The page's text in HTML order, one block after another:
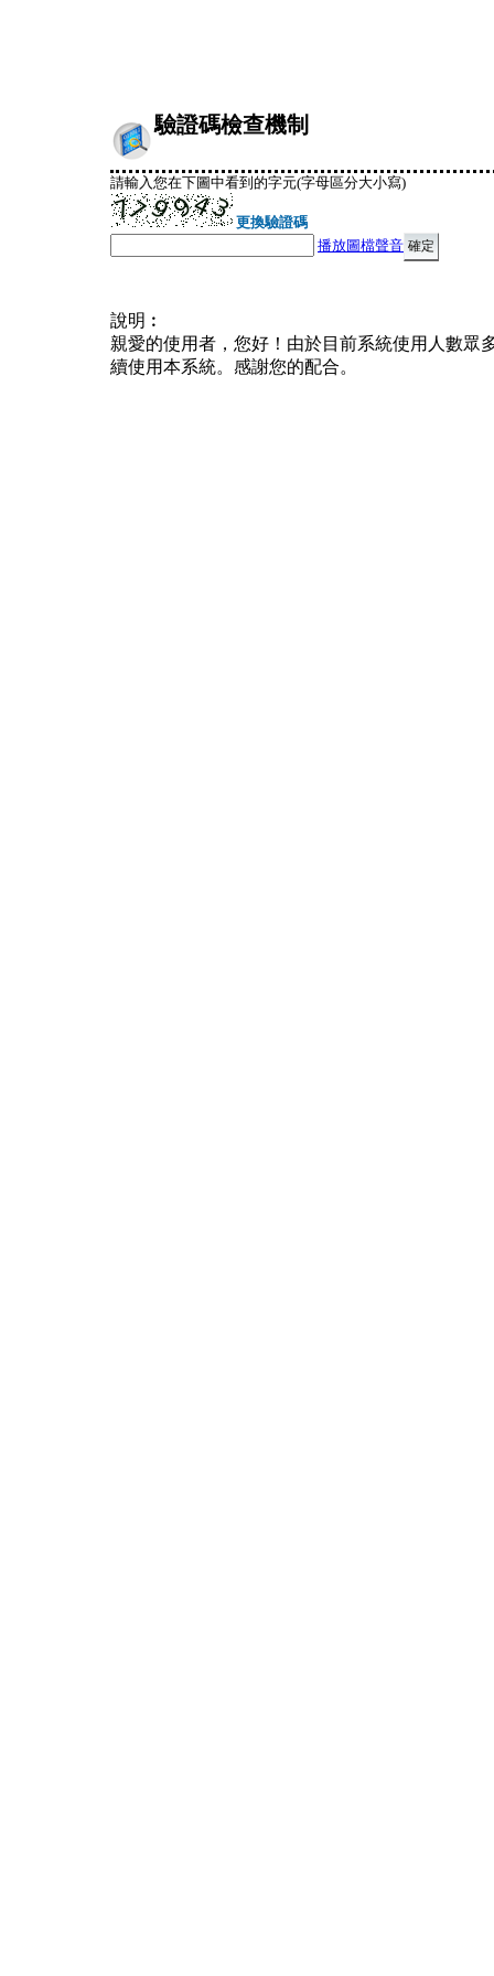
驗證碼檢查機制
請輸入您在下圖中看到的字元(字母區分大小寫)
更換驗證碼
播放圖檔聲音
說明︰
親愛的使用者，您好！由於目前系統使用人數眾
續使用本系統。感謝您的配合。